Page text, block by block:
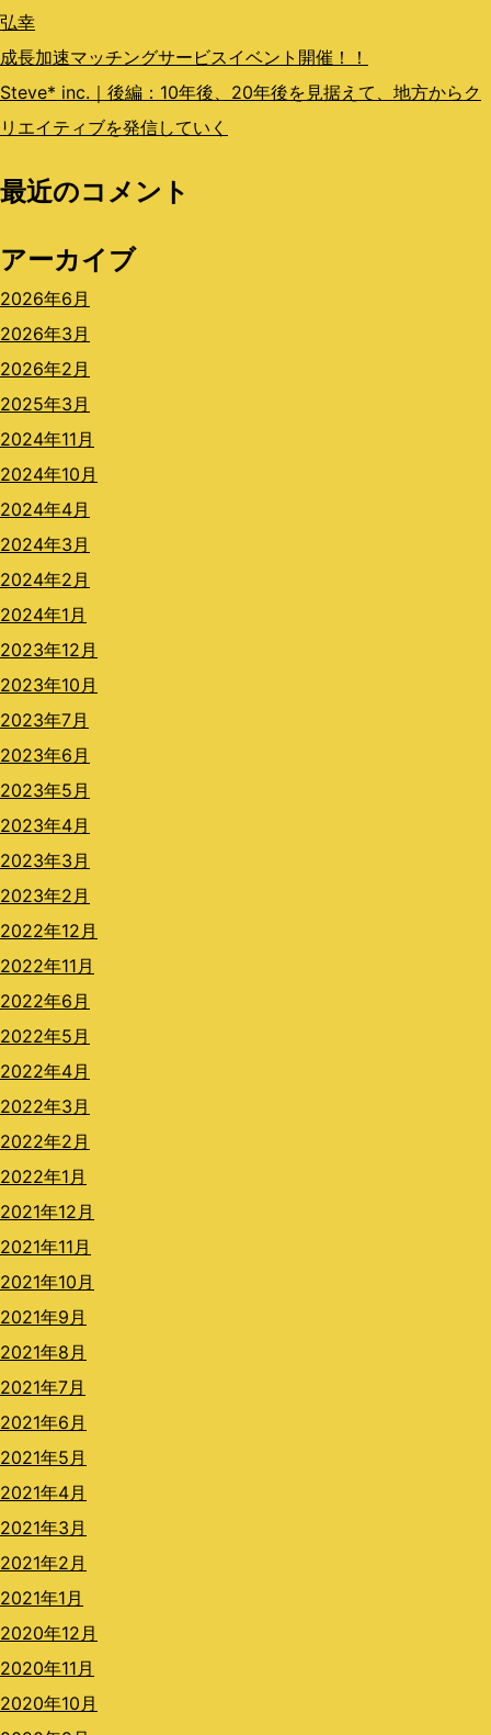
弘幸
成長加速マッチングサービスイベント開催！！
Steve* inc.｜後編：10年後、20年後を見据えて、地方からク
リエイティブを発信していく
最近のコメント
アーカイブ
2026年6月
2026年3月
2026年2月
2025年3月
2024年11月
2024年10月
2024年4月
2024年3月
2024年2月
2024年1月
2023年12月
2023年10月
2023年7月
2023年6月
2023年5月
2023年4月
2023年3月
2023年2月
2022年12月
2022年11月
2022年6月
2022年5月
2022年4月
2022年3月
2022年2月
2022年1月
2021年12月
2021年11月
2021年10月
2021年9月
2021年8月
2021年7月
2021年6月
2021年5月
2021年4月
2021年3月
2021年2月
2021年1月
2020年12月
2020年11月
2020年10月